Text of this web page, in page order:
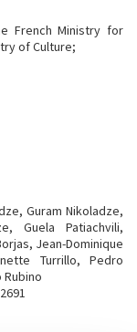
French Ministry for
of Culture;
Guram Nikoladze,
Guela Patiachvili,
Jean-Dominique
Turrillo, Pedro
Rubino